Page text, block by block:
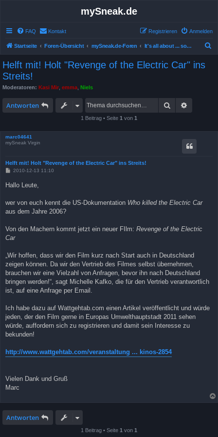
mySneak.de
FAQ Kontakt Anmelden
Registrieren
Startseite Foren-Übersicht mySneak.de-Foren It's all about ... something!
Helft mit! Holt "Revenge of the Electric Car" ins
Streits!
Moderatoren: Kasi Mir emma Niels
Antworten Suche
1 Beitrag • Seite 1 von 1
marc04641
mySneak Virgin
Helft mit! Holt "Revenge of the Electric Car" ins Streits!
B
t
g
2010-12-13 11:10
Hallo Leute,
wer von euch kennt die US-Dokumentation Who killed the Electric Car
aus dem Jahre 2006?
Von den Machern kommt jetzt ein neuer FIlm: Revenge of the Electric
Car
„Wir hoffen, dass wir den Film kurz nach Start auch in Deutschland
zeigen können. Da wir den Vertrieb des Filmes selbst übernehmen,
brauchen wir eine Vielzahl von Anfragen, bevor ihn nach Deutschland
bringen werden!“, sagt Michelle Kafko, die für den Vertrieb verantwortlich
ist, auf eine Anfrage per Email.
Ich habe dazu auf Wattgehtab.com einen Artikel veröffentlicht und würde
jeden, der den Film gerne in Europas Umwelthauptstadt 2011 sehen
würde, auffordern sich zu registrieren und damit sein Interesse zu
bekunden!
http://www.wattgehtab.com/veranstaltung ... kinos-2854
Vielen Dank und Gruß
Marc
Antworten
1 Beitrag • Seite 1 von 1